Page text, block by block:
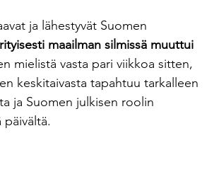
ja lähestyvät Suomen
maailman silmissä muuttui
mielistä vasta pari viikkoa sitten,
keskitaivasta tapahtuu tarkalleen
ja Suomen julkisen roolin